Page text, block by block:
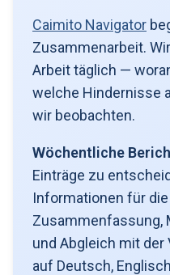
Caimito Navigator
Zusammenarbeit.
Arbeit täglich —
welche Hindernisse
wir beobachten.
Wöchentliche
Einträge zu
Informationen für
Zusammenfassung,
und Abgleich mit der
auf Deutsch,